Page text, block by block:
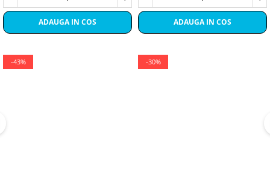
ADAUGA IN COS ADAUGA IN COS
-43% -30%